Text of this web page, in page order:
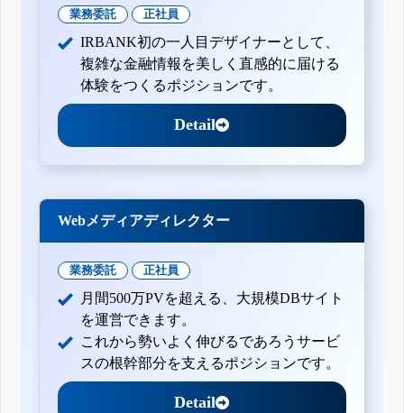
業務委託 正社員
IRBANK初の一人目デザイナーとして、
複雑な金融情報を美しく直感的に届ける
体験をつくるポジションです。
Detail
Webメディアディレクター
業務委託 正社員
月間500万PVを超える、大規模DBサイト
を運営できます。
これから勢いよく伸びるであろうサービ
スの根幹部分を支えるポジションです。
Detail